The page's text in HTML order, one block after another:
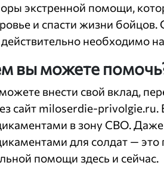
экстренной помощи,
и спасти жизни
действительно необходимо
вы можете
внести свой вклад,
сайт miloserdie-privolgie.ru.
в зону СВО.
для солдат —
помощи здесь и сейчас.